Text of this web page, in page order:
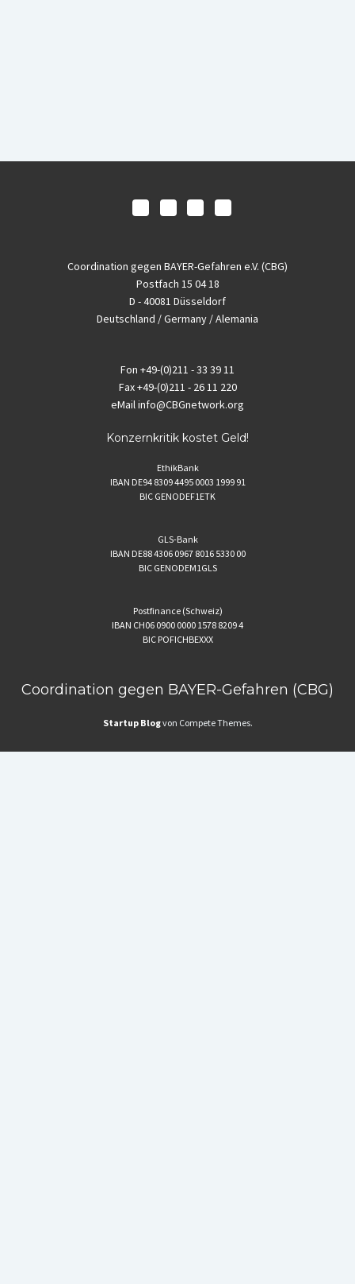
Coordination gegen BAYER-Gefahren e.V. (CBG)
Postfach 15 04 18
D - 40081 Düsseldorf
Deutschland / Germany / Alemania
Fon +49-(0)211 - 33 39 11
Fax+49-(0)211 - 26 11 220
eMailinfo@CBGnetwork.org
Konzernkritik kostet Geld!
EthikBank
IBAN DE94 8309 4495 0003 1999 91
BIC GENODEF1ETK
GLS-Bank
IBAN DE88 4306 0967 8016 5330 00
BIC GENODEM1GLS
Postfinance (Schweiz)
IBAN CH06 0900 0000 1578 8209 4
BIC POFICHBEXXX
Coordination gegen BAYER-Gefahren (CBG)
Startup Blogvon Compete Themes.